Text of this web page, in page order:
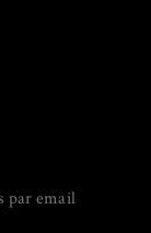
par email